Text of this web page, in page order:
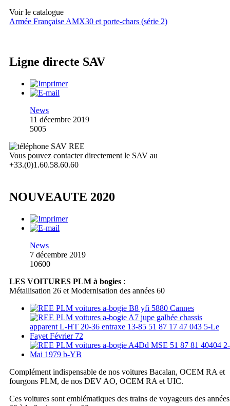
Voir le catalogue
Armée Française AMX30 et porte-chars (série 2)
Ligne directe SAV
News
11 décembre 2019
5005
Vous pouvez contacter directement le SAV au
+33.(0)1.60.58.60.60
NOUVEAUTE 2020
News
7 décembre 2019
10600
LES VOITURES PLM à bogies :
Métallisation 26 et Modernisation des années 60
Complément indispensable de nos voitures Bacalan, OCEM RA et
fourgons PLM, de nos DEV AO, OCEM RA et UIC.
Ces voitures sont emblématiques des trains de voyageurs des années